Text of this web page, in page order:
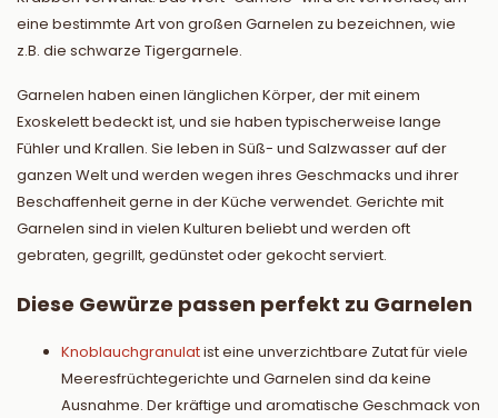
eine bestimmte Art von großen Garnelen zu bezeichnen, wie
z.B. die schwarze Tigergarnele.
Garnelen haben einen länglichen Körper, der mit einem
Exoskelett bedeckt ist, und sie haben typischerweise lange
Fühler und Krallen. Sie leben in Süß- und Salzwasser auf der
ganzen Welt und werden wegen ihres Geschmacks und ihrer
Beschaffenheit gerne in der Küche verwendet. Gerichte mit
Garnelen sind in vielen Kulturen beliebt und werden oft
gebraten, gegrillt, gedünstet oder gekocht serviert.
Diese Gewürze passen perfekt zu Garnelen
Knoblauchgranulatist eine unverzichtbare Zutat für viele
Meeresfrüchtegerichte und Garnelen sind da keine
Ausnahme. Der kräftige und aromatische Geschmack von